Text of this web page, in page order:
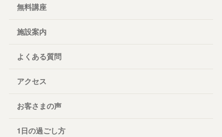
無料講座
施設案内
よくある質問
アクセス
お客さまの声
1日の過ごし方